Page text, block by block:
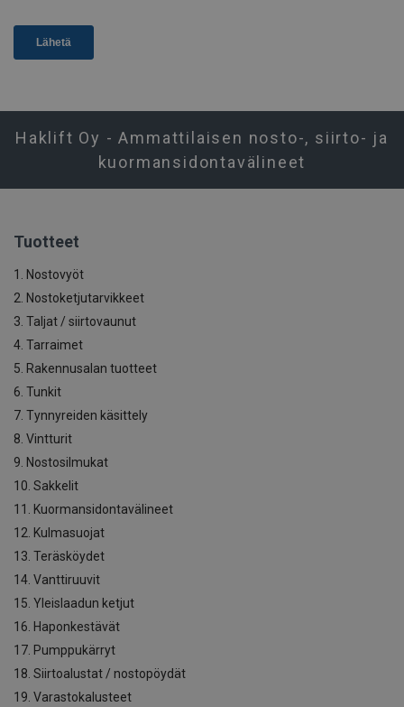
Haklift Oy - Ammattilaisen nosto-, siirto- ja
kuormansidontavälineet
Tuotteet
1. Nostovyöt
2. Nostoketjutarvikkeet
3. Taljat / siirtovaunut
4. Tarraimet
5. Rakennusalan tuotteet
6. Tunkit
7. Tynnyreiden käsittely
8. Vintturit
9. Nostosilmukat
10. Sakkelit
11. Kuormansidontavälineet
12. Kulmasuojat
13. Teräsköydet
14. Vanttiruuvit
15. Yleislaadun ketjut
16. Haponkestävät
17. Pumppukärryt
18. Siirtoalustat / nostopöydät
19. Varastokalusteet